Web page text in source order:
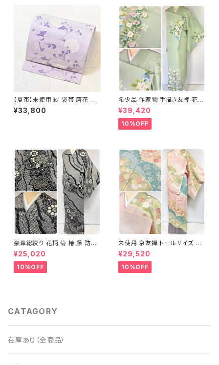
【夏帯】未使用 紗 袋帯 唐花 正
絹 紫 白 淡藤色 729
¥33,800
希少品 作家物 手描き友禅 花鳥
文 椿 沈丁花 訪問着 正絹 袷 黄
緑 青 白 1418
¥39,420
10%OFF
豪華総絞り 花柄 菊 椿 藤 訪問
着 鹿の子絞り ラメ 正絹 黒 白
グレー 1435
¥25,020
10%OFF
未使用 京友禅 トールサイズ 染
め分け 金彩 訪問着 袷 正絹 ピ
ンク 黄緑 紫 黄色 1438
¥29,520
10%OFF
CATAGORY
在庫あり（全商品）